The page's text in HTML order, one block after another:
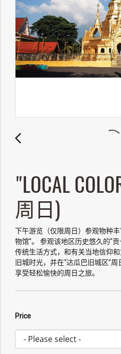
"LOCAL
周日)
下午游览（仅限周日）参观物种
物馆”。 参观该地区历史悠久的“
传统生活方式，和有关当地信仰
旧城时光，并在“达瓜巴旧城区”
享受轻松愉快的周日之旅。
Price